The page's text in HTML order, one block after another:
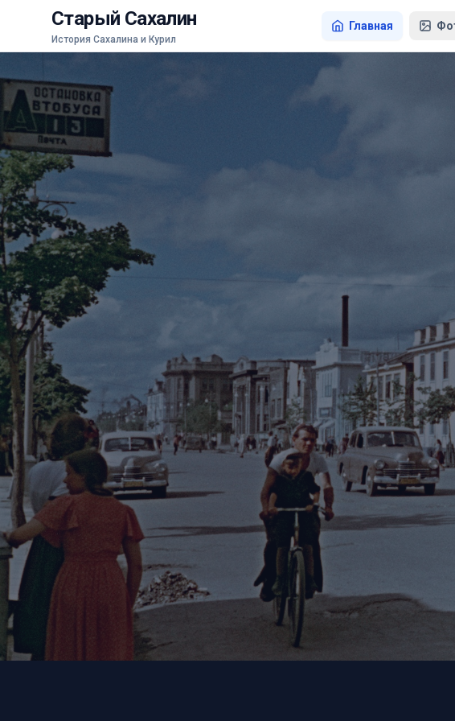
Старый Сахалин
История Сахалина и Курил
Главная